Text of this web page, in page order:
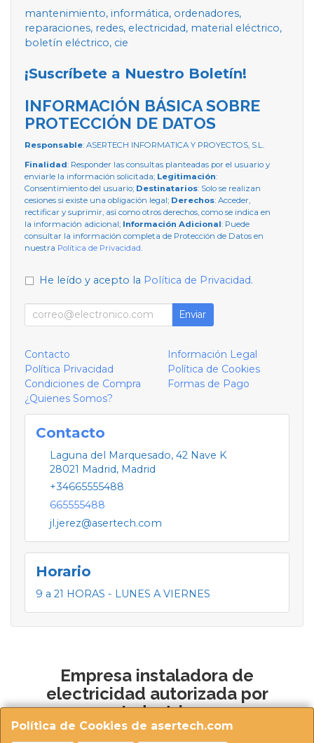
Política de Cookies de asertech.com
mantenimiento, informática, ordenadores,
reparaciones, redes, electricidad, material eléctrico,
boletín eléctrico, cie
¡Suscríbete a Nuestro Boletín!
INFORMACIÓN BÁSICA SOBRE
PROTECCIÓN DE DATOS
Responsable: ASERTECH INFORMATICA Y PROYECTOS, S.L.
Finalidad: Responder las consultas planteadas por el usuario y
enviarle la información solicitada; Legitimación:
Consentimiento del usuario; Destinatarios: Solo se realizan
cesiones si existe una obligación legal; Derechos: Acceder,
rectificar y suprimir, así como otros derechos, como se indica en
la información adicional; Información Adicional: Puede
consultar la información completa de Protección de Datos en
nuestra Política de Privacidad
He leído y acepto la Política de Privacidad.
Enviar
Contacto
Información Legal
Política Privacidad
Política de Cookies
Condiciones de Compra
Formas de Pago
¿Quienes Somos?
Contacto
Laguna del Marquesado, 42 Nave K
28021 Madrid, Madrid
+34665555488
665555488
jl.jerez@asertech.com
Horario
9 a 21 HORAS - LUNES A VIERNES
Empresa instaladora de
electricidad autorizada por
Industria